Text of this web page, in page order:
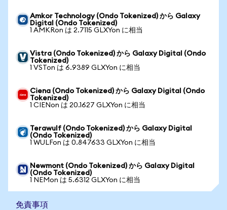
Amkor Technology (Ondo Tokenized) から Galaxy
Digital (Ondo Tokenized)
1 AMKRon は 2.7115 GLXYon に相当
Vistra (Ondo Tokenized) から Galaxy Digital (Ondo
Tokenized)
1 VSTon は 6.9389 GLXYon に相当
Ciena (Ondo Tokenized) から Galaxy Digital (Ondo
Tokenized)
1 CIENon は 20.1627 GLXYon に相当
Terawulf (Ondo Tokenized) から Galaxy Digital
(Ondo Tokenized)
1 WULFon は 0.847633 GLXYon に相当
Newmont (Ondo Tokenized) から Galaxy Digital
(Ondo Tokenized)
1 NEMon は 5.6312 GLXYon に相当
免責事項